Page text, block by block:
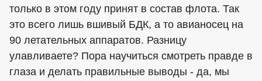
только в этом году принят в состав флота. Так
это всего лишь вшивый БДК, а то авианосец на
90 летательных аппаратов. Разницу
улавливаете? Пора научиться смотреть правде в
глаза и делать правильные выводы - да, мы